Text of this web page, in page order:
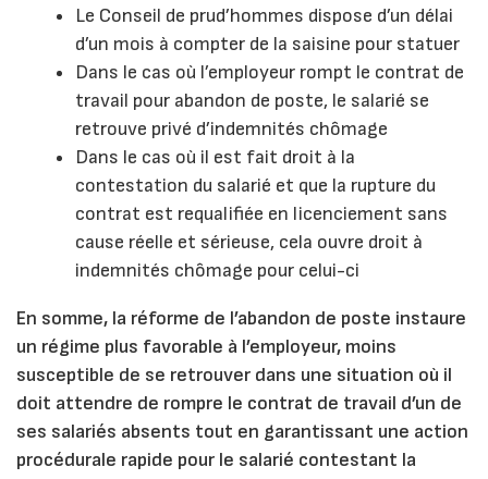
Le Conseil de prud’hommes dispose d’un délai
d’un mois à compter de la saisine pour statuer
Dans le cas où l’employeur rompt le contrat de
travail pour abandon de poste, le salarié se
retrouve privé d’indemnités chômage
Dans le cas où il est fait droit à la
contestation du salarié et que la rupture du
contrat est requalifiée en licenciement sans
cause réelle et sérieuse, cela ouvre droit à
indemnités chômage pour celui-ci
En somme, la réforme de l’abandon de poste instaure
un régime plus favorable à l’employeur, moins
susceptible de se retrouver dans une situation où il
doit attendre de rompre le contrat de travail d’un de
ses salariés absents tout en garantissant une action
procédurale rapide pour le salarié contestant la